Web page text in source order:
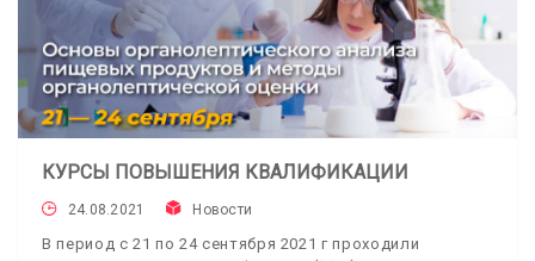
КУРСЫ ПОВЫШЕНИЯ КВАЛИФИКАЦИИ
24.08.2021 Новости
В период с 21 по 24 сентября 2021 г проходили